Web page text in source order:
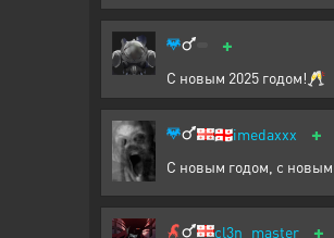
+
С новым 2025 годом!🥂
🇬🇪imedaxxx +
С новым годом, с
cl3n_master +